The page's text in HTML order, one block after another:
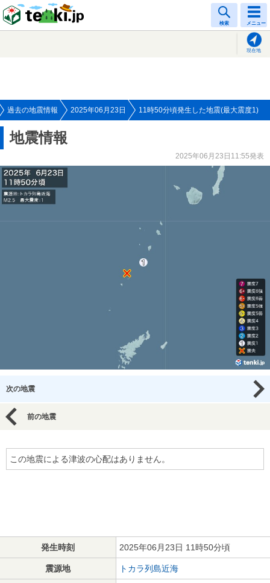
検索 メニュー
現在地
過去の地震情報 2025年06月23日 11時50分頃発生した地震(最大震度1)
地震情報
2025年06月23日11:55発表
次の地震
前の地震
この地震による津波の心配はありません。
発生時刻 2025年06月23日 11時50分頃
震源地 トカラ列島近海